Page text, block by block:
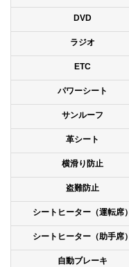
DVD
ラジオ
ETC
パワーシート
サンルーフ
革シート
横滑り防止
盗難防止
シートヒーター（運転席）
シートヒーター（助手席）
自動ブレーキ